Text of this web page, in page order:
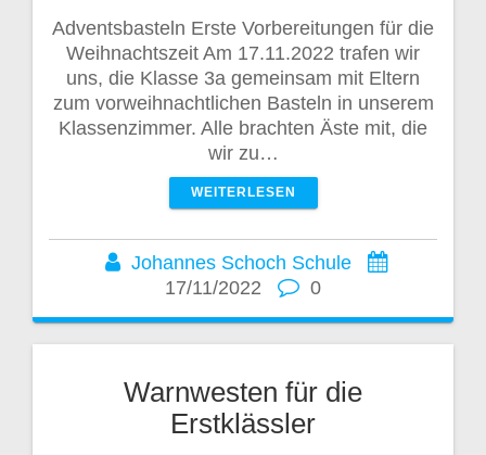
Adventsbasteln Erste Vorbereitungen für die
Weihnachtszeit Am 17.11.2022 trafen wir
uns, die Klasse 3a gemeinsam mit Eltern
zum vorweihnachtlichen Basteln in unserem
Klassenzimmer. Alle brachten Äste mit, die
wir zu…
WEITERLESEN
Johannes Schoch Schule
17/11/2022
0
Warnwesten für die
Erstklässler